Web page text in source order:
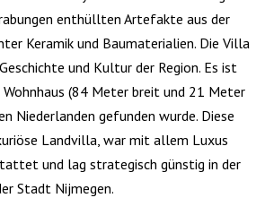
enthüllten Artefakte aus der
Keramik und Baumaterialien. Die Villa
und Kultur der Region. Es ist
(84 Meter breit und 21 Meter
Niederlanden gefunden wurde. Diese
Landvilla, war mit allem Luxus
und lag strategisch günstig in der
Stadt Nijmegen.